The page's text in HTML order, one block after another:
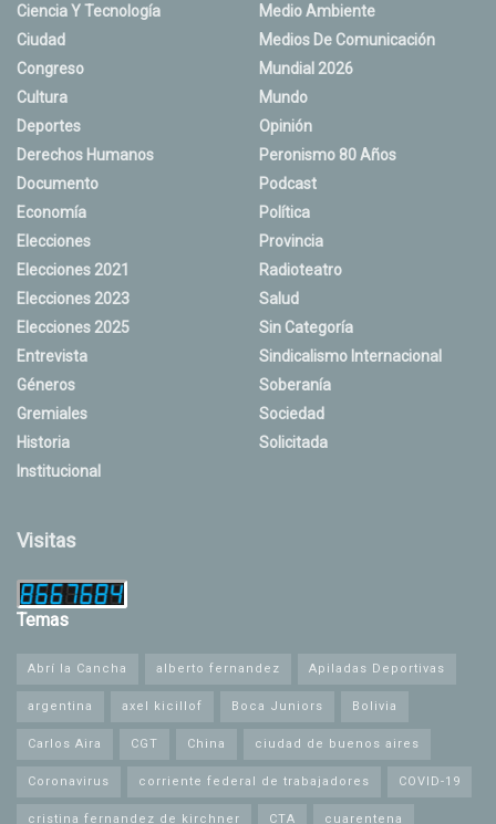
Ciencia Y Tecnología
Ciudad
Congreso
Cultura
Deportes
Derechos Humanos
Documento
Economía
Elecciones
Elecciones 2021
Elecciones 2023
Elecciones 2025
Entrevista
Géneros
Gremiales
Historia
Institucional
Medio Ambiente
Medios De Comunicación
Mundial 2026
Mundo
Opinión
Peronismo 80 Años
Podcast
Política
Provincia
Radioteatro
Salud
Sin Categoría
Sindicalismo Internacional
Soberanía
Sociedad
Solicitada
Visitas
Temas
Abrí la Cancha alberto fernandez Apiladas Deportivas
argentina axel kicillof Boca Juniors Bolivia
Carlos Aira CGT China ciudad de buenos aires
Coronavirus corriente federal de trabajadores COVID-19
cristina fernandez de kirchner CTA cuarentena